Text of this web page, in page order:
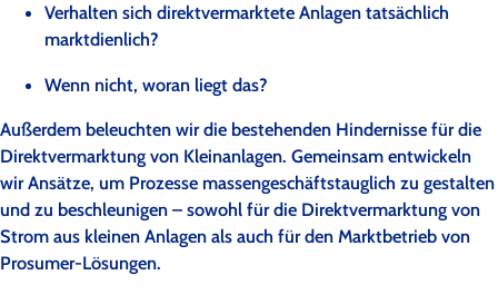
Verhalten sich direktvermarktete Anlagen tatsächlich
marktdienlich?
Wenn nicht, woran liegt das?
Außerdem beleuchten wir die bestehenden Hindernisse für die
Direktvermarktung von Kleinanlagen. Gemeinsam entwickeln
wir Ansätze, um Prozesse massengeschäftstauglich zu gestalten
und zu beschleunigen – sowohl für die Direktvermarktung von
Strom aus kleinen Anlagen als auch für den Marktbetrieb von
Prosumer-Lösungen.